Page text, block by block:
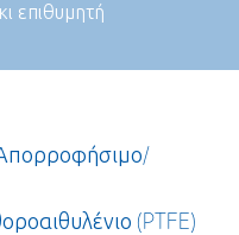
επιθυμητή
(PTFE)